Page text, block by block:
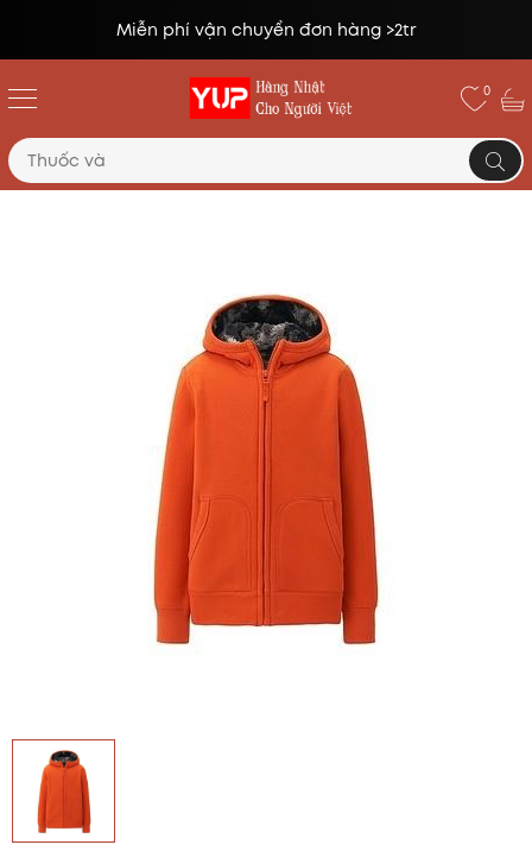
Đổi trả miễn phí lên tới 14 ngày*
0
Trang chủ Trẻ em Áo nỉ lót lông cừu trẻ em Uniqlo